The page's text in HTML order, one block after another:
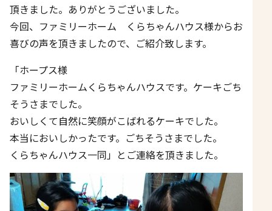
頂きました。ありがとうございました。
今回、ファミリーホーム くらちゃんハウス様からお
喜びの声を頂きましたので、ご紹介致します。
「ホープス様
ファミリーホームくらちゃんハウスです。ケーキごち
そうさまでした。
おいしくて自然に笑顔がこばれるケーキでした。
本当においしかったです。ごちそうさまでした。
くらちゃんハウス一同」とご連絡を頂きました。